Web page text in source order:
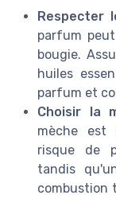
Respecter
parfum
bougie.
huiles
parfum et
Choisir la
mèche est
risque de
tandis
combustion